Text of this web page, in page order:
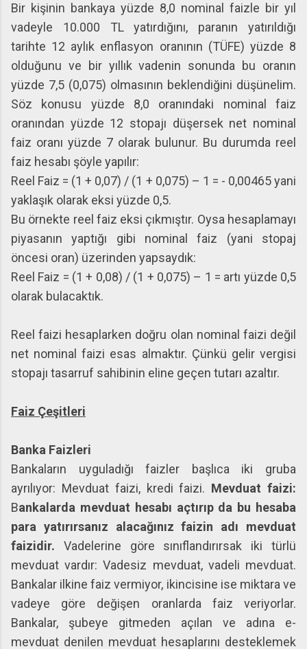
Bir kişinin bankaya yüzde 8,0 nominal faizle bir yıl
vadeyle 10.000 TL yatırdığını, paranın yatırıldığı
tarihte 12 aylık enflasyon oranının (TÜFE) yüzde 8
olduğunu ve bir yıllık vadenin sonunda bu oranın
yüzde 7,5 (0,075) olmasının beklendiğini düşünelim.
Söz konusu yüzde 8,0 oranındaki nominal faiz
oranından yüzde 12 stopajı düşersek net nominal
faiz oranı yüzde 7 olarak bulunur. Bu durumda reel
faiz hesabı şöyle yapılır:
Reel Faiz = (1 + 0,07) / (1 + 0,075) – 1 = - 0,00465 yani
yaklaşık olarak eksi yüzde 0,5.
Bu örnekte reel faiz eksi çıkmıştır. Oysa hesaplamayı
piyasanın yaptığı gibi nominal faiz (yani stopaj
öncesi oran) üzerinden yapsaydık:
Reel Faiz = (1 + 0,08) / (1 + 0,075) – 1 = artı yüzde 0,5
olarak bulacaktık.
Reel faizi hesaplarken doğru olan nominal faizi değil
net nominal faizi esas almaktır. Çünkü gelir vergisi
stopajı tasarruf sahibinin eline geçen tutarı azaltır.
Faiz Çeşitleri
Banka Faizleri
Bankaların uyguladığı faizler başlıca iki gruba
ayrılıyor: Mevduat faizi, kredi faizi. Mevduat faizi:
Bankalarda mevduat hesabı açtırıp da bu hesaba
para yatırırsanız alacağınız faizin adı mevduat
faizidir. Vadelerine göre sınıflandırırsak iki türlü
mevduat vardır: Vadesiz mevduat, vadeli mevduat.
Bankalar ilkine faiz vermiyor, ikincisine ise miktara ve
vadeye göre değişen oranlarda faiz veriyorlar.
Bankalar, şubeye gitmeden açılan ve adına e-
mevduat denilen mevduat hesaplarını desteklemek